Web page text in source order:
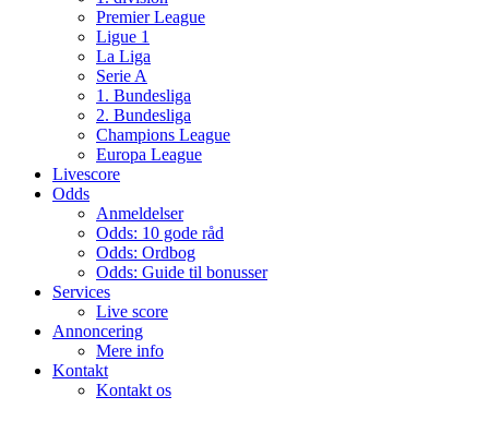
Premier League
Ligue 1
La Liga
Serie A
1. Bundesliga
2. Bundesliga
Champions League
Europa League
Livescore
Odds
Anmeldelser
Odds: 10 gode råd
Odds: Ordbog
Odds: Guide til bonusser
Services
Live score
Annoncering
Mere info
Kontakt
Kontakt os